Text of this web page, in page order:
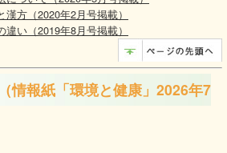
方（2020年2月号掲載）
い（2019年8月号掲載）
情報紙「環境と健康」2026年7